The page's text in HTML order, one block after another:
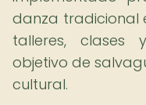
danza tradicional
talleres, clases
objetivo de
cultural.